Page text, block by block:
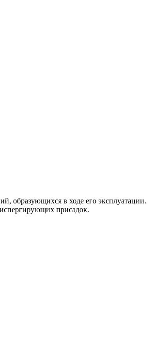
образующихся в ходе его эксплуатации.
присадок.